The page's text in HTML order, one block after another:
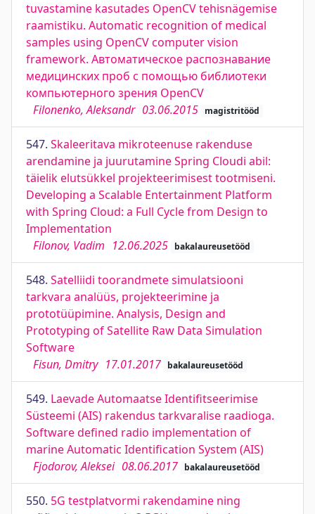
tuvastamine kasutades OpenCV tehisnägemise
raamistiku. Automatic recognition of medical
samples using OpenCV computer vision
framework. Автоматическое распознавание
медицинских проб с помощью библиотеки
компьютерного зрения OpenCV
Filonenko, Aleksandr 03.06.2015 magistritööd
547. Skaleeritava mikroteenuse rakenduse
arendamine ja juurutamine Spring Cloudi abil:
täielik elutsükkel projekteerimisest tootmiseni.
Developing a Scalable Entertainment Platform
with Spring Cloud: a Full Cycle from Design to
Implementation
Filonov, Vadim 12.06.2025 bakalaureusetööd
548. Satelliidi toorandmete simulatsiooni
tarkvara analüüs, projekteerimine ja
prototüüpimine. Analysis, Design and
Prototyping of Satellite Raw Data Simulation
Software
Fisun, Dmitry 17.01.2017 bakalaureusetööd
549. Laevade Automaatse Identifitseerimise
Süsteemi (AIS) rakendus tarkvaralise raadioga.
Software defined radio implementation of
marine Automatic Identification System (AIS)
Fjodorov, Aleksei 08.06.2017 bakalaureusetööd
550. 5G testplatvormi rakendamine ning